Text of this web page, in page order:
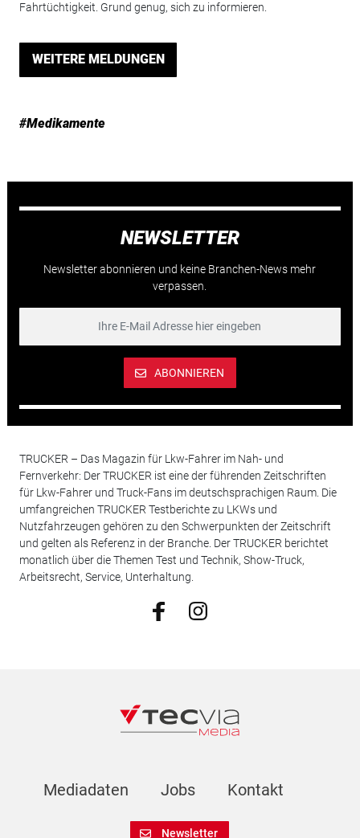
Fahrtüchtigkeit. Grund genug, sich zu informieren.
WEITERE MELDUNGEN
#Medikamente
NEWSLETTER
Newsletter abonnieren und keine Branchen-News mehr
verpassen.
ABONNIEREN
TRUCKER – Das Magazin für Lkw-Fahrer im Nah- und
Fernverkehr: Der TRUCKER ist eine der führenden Zeitschriften
für Lkw-Fahrer und Truck-Fans im deutschsprachigen Raum. Die
umfangreichen TRUCKER Testberichte zu LKWs und
Nutzfahrzeugen gehören zu den Schwerpunkten der Zeitschrift
und gelten als Referenz in der Branche. Der TRUCKER berichtet
monatlich über die Themen Test und Technik, Show-Truck,
Arbeitsrecht, Service, Unterhaltung.
Mediadaten Jobs Kontakt
Newsletter